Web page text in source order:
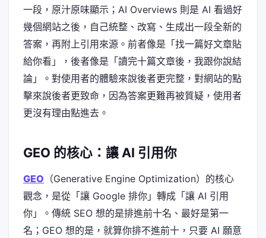
一段，原汁原味顯示；AI Overviews 則是 AI 看過好
幾個網站之後，自己統整、改寫、生成出一段全新的
答案，再附上引用來源。前者像是「找一篇好文章貼
給你看」，後者像是「讀完十篇文章後，我跟你說結
論」。對使用者的體驗來說後者更完整，對網站的點
擊來說後者更致命，因為答案更難再被質疑，使用者
更沒有理由點進去。
GEO 的核心：讓 AI 引用你
GEO （Generative Engine Optimization）的核心
觀念，是從「讓 Google 排你」轉成「讓 AI 引用
你」。傳統 SEO 想的是排進前十名、最好是第一
名；GEO 想的是，就算你排不進前十，只要 AI 願意